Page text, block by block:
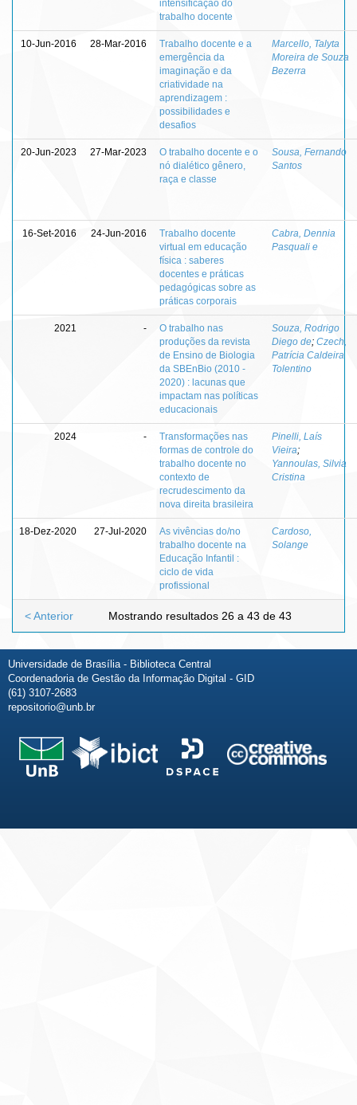
intensificação do
trabalho docente
10-Jun-2016 28-Mar-2016
Trabalho docente e a
emergência da
imaginação e da
criatividade na
aprendizagem :
possibilidades e
desafios
Marcello, Talyta
Moreira de Souza
Bezerra
20-Jun-2023 27-Mar-2023
O trabalho docente e o
nó dialético gênero,
raça e classe
Sousa, Fernando
Santos
16-Set-2016 24-Jun-2016
Trabalho docente
virtual em educação
física : saberes
docentes e práticas
pedagógicas sobre as
práticas corporais
Cabra, Dennia
Pasquali e
2021 -
O trabalho nas
produções da revista
de Ensino de Biologia
da SBEnBio (2010 -
2020) : lacunas que
impactam nas políticas
educacionais
Souza, Rodrigo
Diego de; Czech,
Patrícia Caldeira
Tolentino
2024 -
Transformações nas
formas de controle do
trabalho docente no
contexto de
recrudescimento da
nova direita brasileira
Pinelli, Laís
Vieira;
Yannoulas, Silvia
Cristina
18-Dez-2020 27-Jul-2020
As vivências do/no
trabalho docente na
Educação Infantil :
ciclo de vida
profissional
Cardoso,
Solange
Mostrando resultados 26 a 43 de 43
< Anterior
Universidade de Brasília - Biblioteca Central
Coordenadoria de Gestão da Informação Digital - GID
(61) 3107-2683
repositorio@unb.br